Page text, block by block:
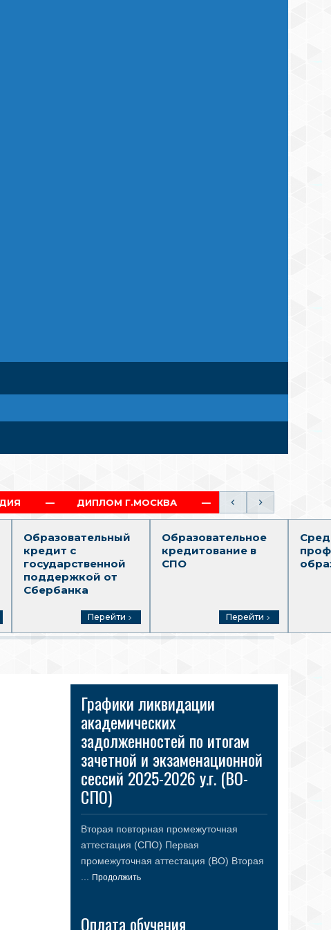
ДИПЛОМ Г.МОСКВА ПОЛНЫЙ ОБРАЗОВАТЕЛЬНЫЙ
Образовательный
кредит с
государственной
поддержкой от
Сбербанка
Перейти
Образовательное
кредитование в
СПО
Перейти
Графики ликвидации
академических
задолженностей по итогам
зачетной и экзаменационной
сессий 2025-2026 у.г. (ВО-
СПО)
Вторая повторная промежуточная
аттестация (СПО) Первая
промежуточная аттестация (ВО) Вторая
... Продолжить
Оплата обучения